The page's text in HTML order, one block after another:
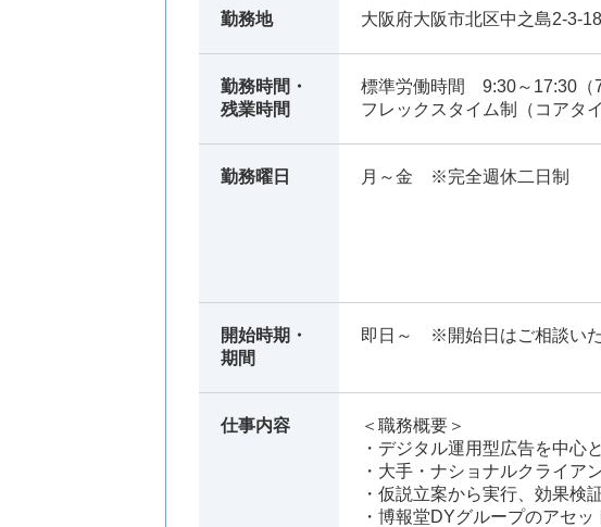
勤務地 大阪府大阪市北区中之島2-3-
勤務時間・
残業時間
標準労働時間 9:30～17:30（7
フレックスタイム制（コアタ
勤務曜日 月～金 ※完全週休二日制
開始時期・
期間
即日～ ※開始日はご相談い
仕事内容
＜職務概要＞
・デジタル運用型広告を中心
・大手・ナショナルクライア
・仮説立案から実行、効果検
・博報堂DYグループのアセ